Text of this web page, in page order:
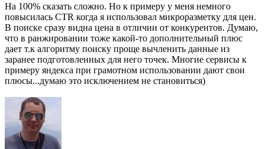
На 100% сказать сложно. Но к примеру у меня немного
повысилась CTR когда я использовал микроразметку для цен.
В поиске сразу видна цена в отличии от конкурентов. Думаю,
что в ранжировании тоже какой-то дополнительный плюс
дает т.к алгоритму поиску проще вычленить данные из
заранее подготовленных для него точек. Многие сервисы к
примеру яндекса при грамотном использовании дают свои
плюсы...думаю это исключением не становиться)